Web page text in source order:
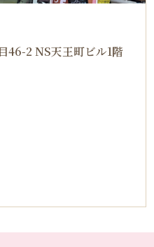
46-2 NS天王町ビル1階